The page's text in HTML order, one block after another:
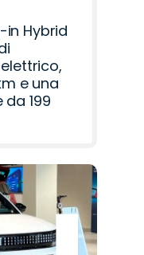
in Hybrid
e una
199